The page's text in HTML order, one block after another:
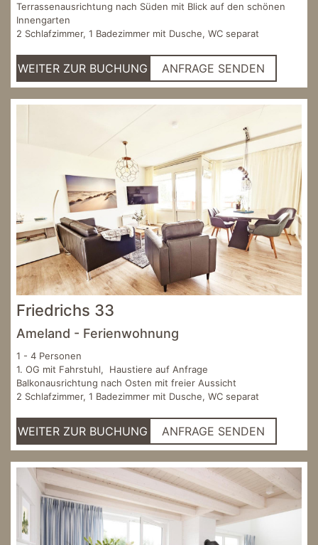
Terrassenausrichtung nach Süden mit Blick auf den schönen
Innengarten
2 Schlafzimmer, 1 Badezimmer mit Dusche, WC separat
WEITER ZUR BUCHUNG ANFRAGE SENDEN
Friedrichs 33
Ameland - Ferienwohnung
1 - 4 Personen
1. OG mit Fahrstuhl, Haustiere auf Anfrage
Balkonausrichtung nach Osten mit freier Aussicht
2 Schlafzimmer, 1 Badezimmer mit Dusche, WC separat
WEITER ZUR BUCHUNG ANFRAGE SENDEN